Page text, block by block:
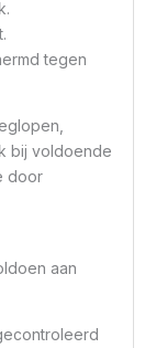
tegen
bij voldoende
door
aan